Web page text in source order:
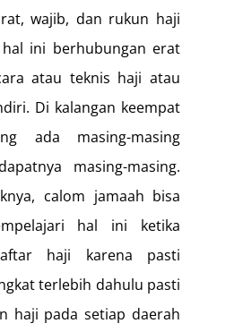
wajib, dan rukun haji
ini berhubungan erat
atau teknis haji atau
Di kalangan keempat
ada masing-masing
masing-masing.
calom jamaah bisa
hal ini ketika
haji karena pasti
terlebih dahulu pasti
haji pada setiap daerah